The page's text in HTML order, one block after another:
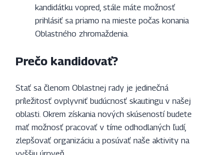
kandidátku vopred, stále máte možnosť
prihlásiť sa priamo na mieste počas konania
Oblastného zhromaždenia.
Prečo kandidovať?
Stať sa členom Oblastnej rady je jedinečná
príležitosť ovplyvniť budúcnosť skautingu v našej
oblasti. Okrem získania nových skúseností budete
mať možnosť pracovať v tíme odhodlaných ľudí,
zlepšovať organizáciu a posúvať naše aktivity na